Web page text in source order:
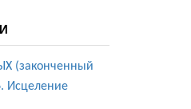
(законченный
Исцеление